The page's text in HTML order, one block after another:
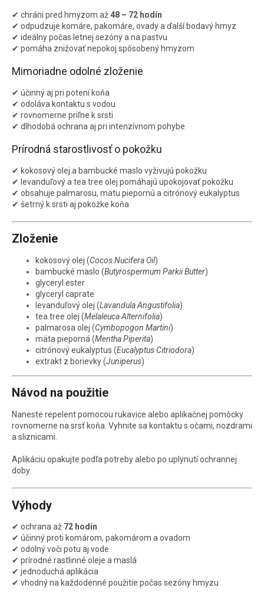
✔ chráni pred hmyzom až 48 – 72 hodín
✔ odpudzuje komáre, pakomáre, ovady a ďalší bodavý hmyz
✔ ideálny počas letnej sezóny a na pastvu
✔ pomáha znižovať nepokoj spôsobený hmyzom
Mimoriadne odolné zloženie
✔ účinný aj pri potení koňa
✔ odoláva kontaktu s vodou
✔ rovnomerne priľne k srsti
✔ dlhodobá ochrana aj pri intenzívnom pohybe
Prírodná starostlivosť o pokožku
✔ kokosový olej a bambucké maslo vyživujú pokožku
✔ levanduľový a tea tree olej pomáhajú upokojovať pokožku
✔ obsahuje palmarosu, mätu piepornú a citrónový eukalyptus
✔ šetrný k srsti aj pokožke koňa
Zloženie
kokosový olej (Cocos Nucifera Oil)
bambucké maslo (Butyrospermum Parkii Butter)
glyceryl ester
glyceryl caprate
levanduľový olej (Lavandula Angustifolia)
tea tree olej (Melaleuca Alternifolia)
palmarosa olej (Cymbopogon Martini)
mäta pieporná (Mentha Piperita)
citrónový eukalyptus (Eucalyptus Citriodora)
extrakt z borievky (Juniperus)
Návod na použitie
Naneste repelent pomocou rukavice alebo aplikačnej pomôcky
rovnomerne na srsť koňa. Vyhnite sa kontaktu s očami, nozdrami
a sliznicami.
Aplikáciu opakujte podľa potreby alebo po uplynutí ochrannej
doby.
Výhody
✔ ochrana až 72 hodín
✔ účinný proti komárom, pakomárom a ovadom
✔ odolný voči potu aj vode
✔ prírodné rastlinné oleje a maslá
✔ jednoduchá aplikácia
✔ vhodný na každodenné použitie počas sezóny hmyzu